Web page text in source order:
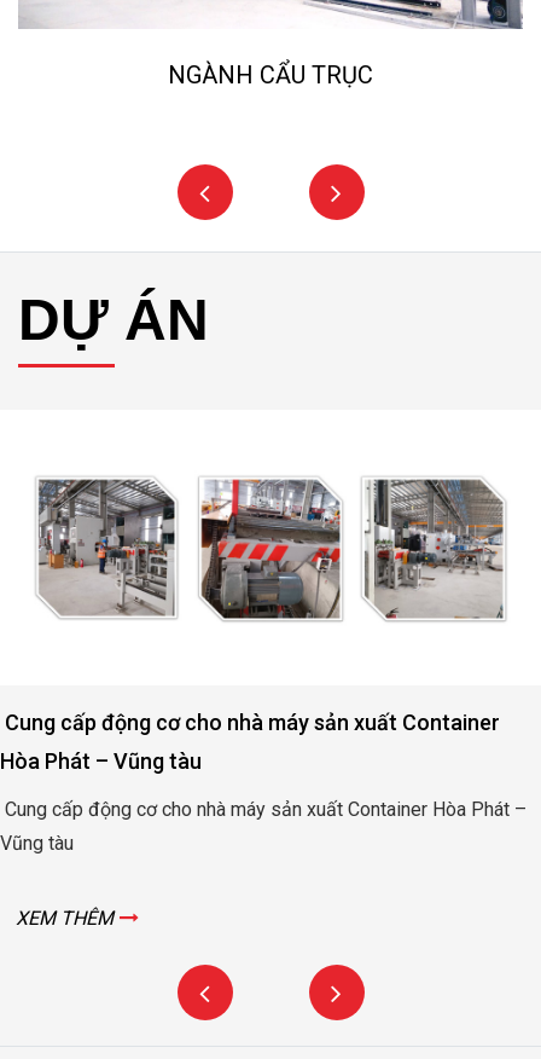
NGÀNH CẨU TRỤC
DỰ ÁN
Cung cấp động cơ cho nhà máy sản xuất Container
Hòa Phát – Vũng tàu
Cung cấp động cơ cho nhà máy sản xuất Container Hòa Phát –
Vũng tàu
XEM THÊM